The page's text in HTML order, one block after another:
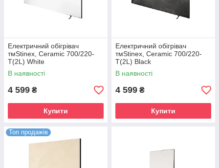
Електричний обігрівач
тмStinex, Ceramic 700/220-
T(2L) White
В наявності
4 599 ₴
Купити
Електричний обігрівач
тмStinex, Ceramic 700/220-
T(2L) Black
В наявності
4 599 ₴
Купити
Топ продажів